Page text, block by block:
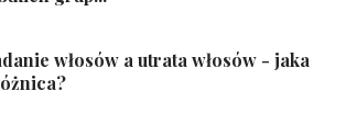
włosów a utrata włosów - jaka